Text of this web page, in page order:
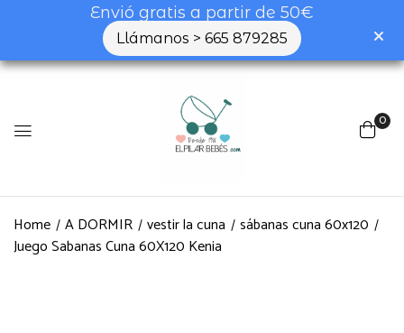
Envió gratis a partir de 50€
Llámanos > 665 879285
0
Home A DORMIR vestir la cuna
sábanas cuna 60x120
Juego Sabanas Cuna 60X120 Kenia
Sabanas Cuna 60X120 Kenia”
Tu valoración